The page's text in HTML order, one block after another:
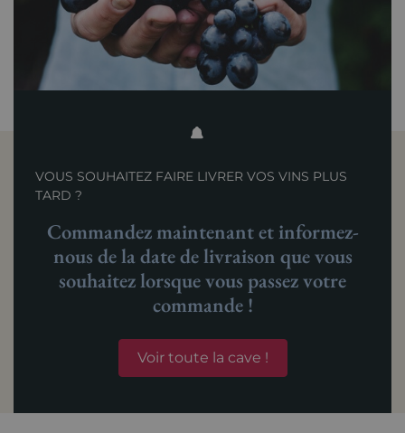
VOUS SOUHAITEZ FAIRE LIVRER VOS VINS PLUS
TARD ?
Commandez maintenant et informez-
nous de la date de livraison que vous
souhaitez lorsque vous passez votre
commande !
Voir toute la cave !